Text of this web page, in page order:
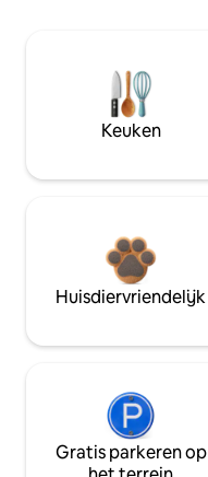
Keuken
Huisdiervriendelijk
Gratis parkeren op